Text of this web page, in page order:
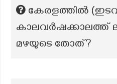
കേരളത്തില്‍
കാലവര്‍ഷക്കാലത്ത്
മഴയുടെ തോത്?